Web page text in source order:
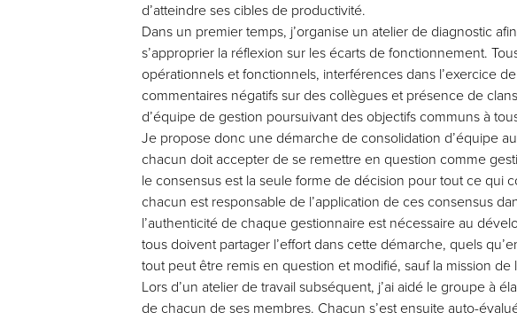
d’atteindre ses cibles de productivité.
Dans un premier temps, j’organise un atelier de diagnostic
s’approprier la réflexion sur les écarts de fonctionnement.
opérationnels et fonctionnels, interférences dans l’exercice
commentaires négatifs sur des collègues et présence de
d’équipe de gestion poursuivant des objectifs communs à
Je propose donc une démarche de consolidation d’équipe
chacun doit accepter de se remettre en question comme
le consensus est la seule forme de décision pour tout ce qui
chacun est responsable de l’application de ces consensus
l’authenticité de chaque gestionnaire est nécessaire au
tous doivent partager l’effort dans cette démarche, quels
tout peut être remis en question et modifié, sauf la mission de
Lors d’un atelier de travail subséquent, j’ai aidé le groupe à
de chacun de ses membres. Chacun s’est ensuite auto-